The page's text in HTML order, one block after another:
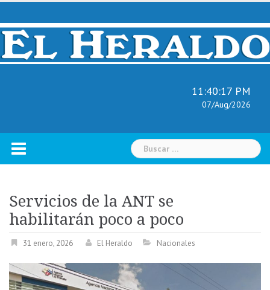
Skip
content
11:40:18 PM
07/Aug/2026
Buscar:
Servicios de la ANT se
habilitarán poco a poco
31 enero, 2026 El Heraldo Nacionales